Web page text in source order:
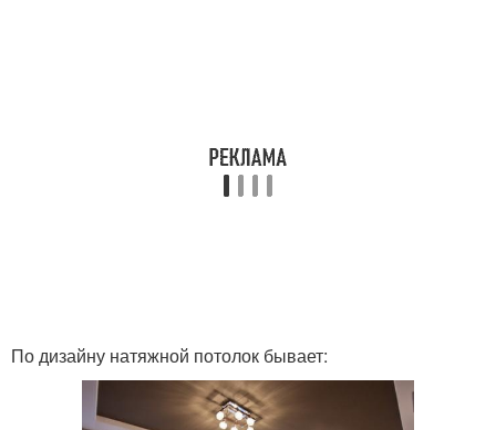
По дизайну натяжной потолок бывает: